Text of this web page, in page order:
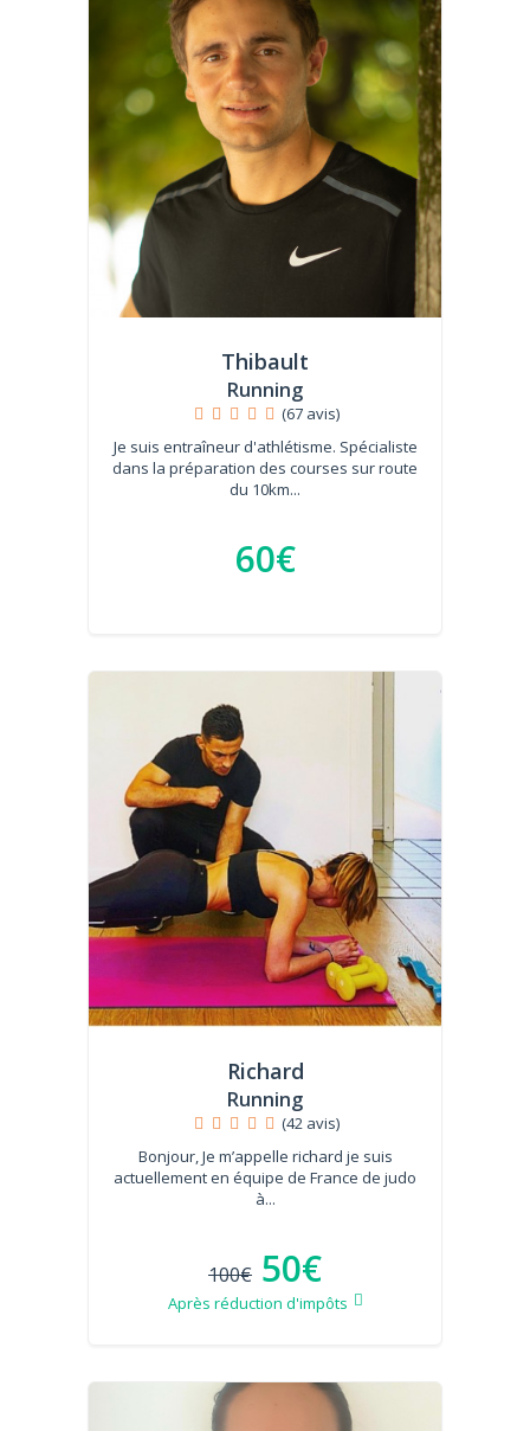
Thibault
Running
(67 avis)
Je suis entraîneur d'athlétisme. Spécialiste
dans la préparation des courses sur route
du 10km...
60€
Richard
Running
(42 avis)
Bonjour, Je m’appelle richard je suis
actuellement en équipe de France de judo
à...
100€ 50€
Après réduction d'impôts